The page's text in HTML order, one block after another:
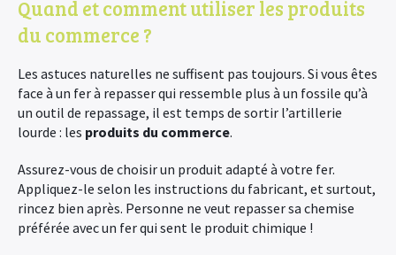
Quand et comment utiliser les produits
du commerce ?
Les astuces naturelles ne suffisent pas toujours. Si vous êtes
face à un fer à repasser qui ressemble plus à un fossile qu’à
un outil de repassage, il est temps de sortir l’artillerie
lourde : les produits du commerce.
Assurez-vous de choisir un produit adapté à votre fer.
Appliquez-le selon les instructions du fabricant, et surtout,
rincez bien après. Personne ne veut repasser sa chemise
préférée avec un fer qui sent le produit chimique !